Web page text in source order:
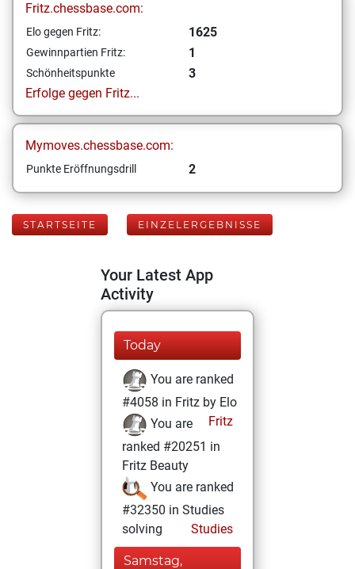
Fritz.chessbase.com:
Elo gegen Fritz: 1625
Gewinnpartien Fritz: 1
Schönheitspunkte
3
Erfolge gegen Fritz...
Mymoves.chessbase.com:
Punkte Eröffnungsdrill 2
STARTSEITE EINZELERGEBNISSE
Your Latest App
Activity
Today
You are ranked
#4058 in Fritz by Elo
Fritz
You are
ranked #20251 in
Fritz Beauty
You are ranked
#32350 in Studies
solving
Studies
Samstag,